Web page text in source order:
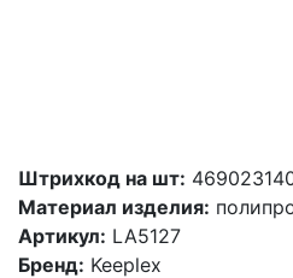
Штрихкод на шт:
Материал изделия:
Артикул: LA5127
Бренд: Keeplex